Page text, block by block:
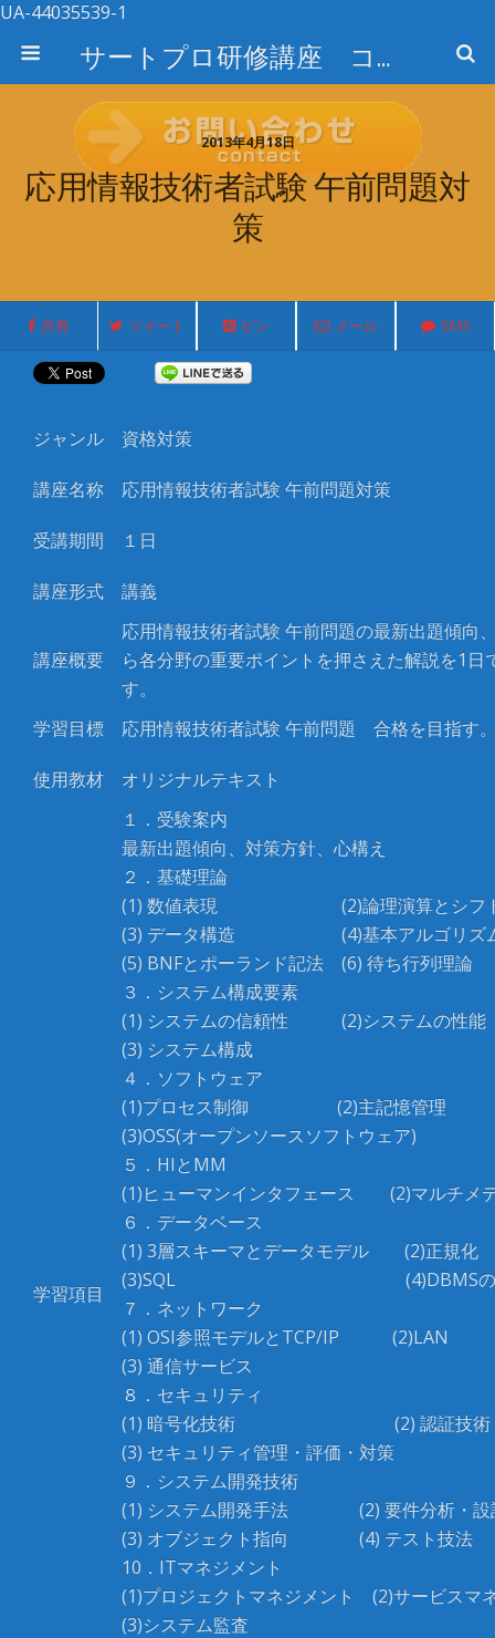
UA-44035539-1
サートプロ研修講座 コース検索
2013年4月18日
応用情報技術者試験 午前問題対
策
共有 ツイート ピン メール SMS
ジャンル 資格対策
講座名称 応用情報技術者試験 午前問題対策
受講期間 １日
講座形式 講義
講座概要
応用情報技術者試験 午前問題の最新出題傾向
ら各分野の重要ポイントを押さえた解説を1 日
す。
学習目標
応用情報技術者試験 午前問題 合格を目指す
使用教材 オリジナルテキスト
学習項目
１．受験案内
最新出題傾向、対策方針、心構え
２．基礎理論
(1) 数値表現 (2)論理演算とシフ
(3) データ構造 (4)基本アルゴリズ
(5) BNFとポーランド記法 (6) 待ち行列理論
３．システム構成要素
(1) システムの信頼性 (2)システムの性能
(3) システム構成
４．ソフトウェア
(1)プロセス制御 (2)主記憶管理
(3)OSS(オープンソースソフトウェア)
５．HIとMM
(1)ヒューマンインタフェース (2)マルチメ
６．データベース
(1) 3層スキーマとデータモデル (2)正規化
(3)SQL (4)DBMSの
７．ネットワーク
(1) OSI参照モデルとTCP/IP (2)LAN
(3) 通信サービス
８．セキュリティ
(1) 暗号化技術 (2) 認証技術
(3) セキュリティ管理・評価・対策
９．システム開発技術
(1) システム開発手法 (2) 要件分析・設
(3) オブジェクト指向 (4) テスト技法
10．ITマネジメント
(1)プロジェクトマネジメント (2)サービスマ
(3)システム監査